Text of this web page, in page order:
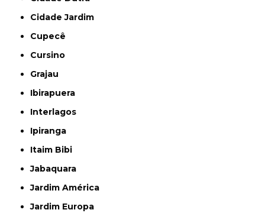
Cidade Jardim
Cupecê
Cursino
Grajau
Ibirapuera
Interlagos
Ipiranga
Itaim Bibi
Jabaquara
Jardim América
Jardim Europa